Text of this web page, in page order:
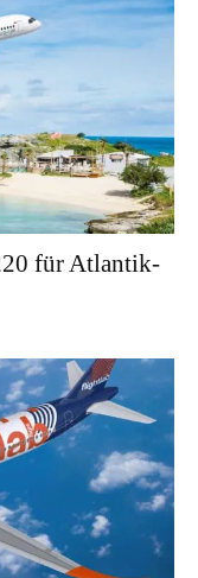
für Atlantik-